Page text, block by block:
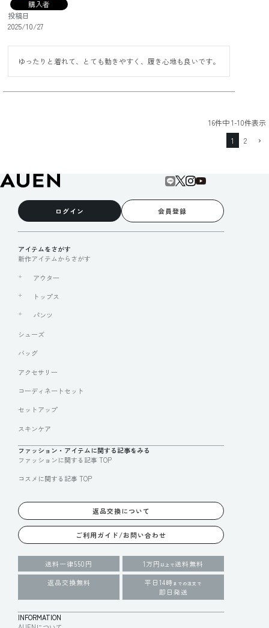
購入者
投稿日
2025/10/27
ゆったりと着れて、とても動きやすく、履き心地も良いです。
16件中1-10件表示
1
2
ログイン 会員登録
アイテムをさがす
新作アイテムからさがす
アウター
トップス
パンツ
シューズ
バッグ
アクセサリー
コーディネートセット
セットアップ
スキンケア
ファッション・アイテムに関する記事をみる
ファッションに関する記事 TOP
コスメに関する記事 TOP
返品交換について
ご利用ガイド/お問い合わせ
送料一律550円 1万円 以上で送料無料
返品交換無料
平日14時 までの注文で
即日発送
INFORMATION